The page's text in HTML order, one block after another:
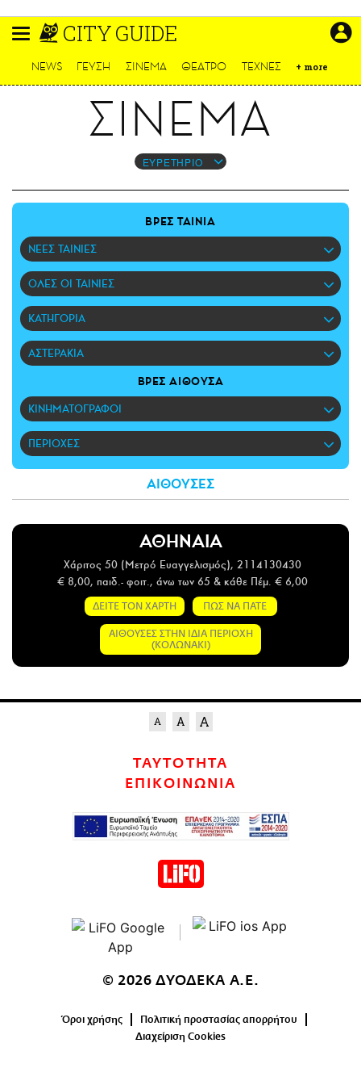
περιεχόμενο
CITY GUIDE
LIFO SHOP
NEWSLETTER
ΜΙΚΡΟΠΡΑΓΜΑΤΑ
THE GOOD LIFO
LIFOLAND
ΑΜΠΑ
PRINT
ΕΙΔΗΣΕΙΣ
CULTURE
ΑΠΟΨΕΙΣ
ΤΡΟΠΟΣ ΖΩΗΣ
NEWS ΓΕΥΣΗ ΣΙΝΕΜΑ ΘΕΑΤΡΟ ΤΕΧΝΕΣ + more
ΣΙΝΕΜΑ
ΕΥΡΕΤΗΡΙΟ
ΒΡΕΣ ΤΑΙΝΙΑ
ΝΕΕΣ ΤΑΙΝΙΕΣ
ΟΛΕΣ ΟΙ ΤΑΙΝΙΕΣ
ΚΑΤΗΓΟΡΙΑ
ΒΡΕΣ ΑΙΘΟΥΣΑ
ΚΙΝΗΜΑΤΟΓΡΑΦΟΙ
ΠΕΡΙΟΧΕΣ
ΑΣΤΕΡΑΚΙΑ
ΑΙΘΟΥΣΕΣ
ΑΘΗΝΑΙΑ
Χάριτος 50 (Μετρό Ευαγγελισμός), 2114130430
€ 8,00, παιδ.- φοιτ., άνω των 65 & κάθε Πέμ. € 6,00
ΔΕΙΤΕ ΤΟΝ ΧΑΡΤΗ ΠΩΣ ΝΑ ΠΑΤΕ
ΑΙΘΟΥΣΕΣ ΣΤΗΝ ΙΔΙΑ ΠΕΡΙΟΧΗ
(ΚΟΛΩΝΑΚΙ)
ΤΑΥΤΟΤΗΤΑ
ΕΠΙΚΟΙΝΩΝΙΑ
© 2026 ΔΥΟΔΕΚΑ Α.Ε.
Όροι χρήσης
Πολιτική προστασίας απορρήτου
Διαχείριση Cookies